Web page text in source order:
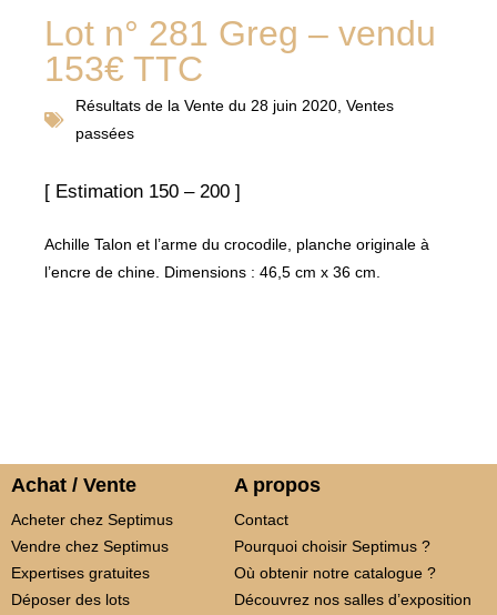
Lot n° 281 Greg – vendu
153€ TTC
Résultats de la Vente du 28 juin 2020 Ventes
passées
[ Estimation 150 – 200 ]
Achille Talon et l’arme du crocodile, planche originale à
l’encre de chine. Dimensions : 46,5 cm x 36 cm.
Achat / Vente
Acheter chez Septimus
Vendre chez Septimus
Expertises gratuites
Déposer des lots
A propos
Contact
Pourquoi choisir Septimus ?
Où obtenir notre catalogue ?
Découvrez nos salles d’exposition